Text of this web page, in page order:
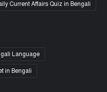
Current Affairs Quiz in Bengali
Language
in Bengali